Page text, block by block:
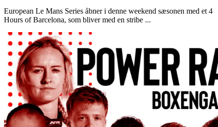
European Le Mans Series åbner i denne weekend sæsonen med et 4
Hours of Barcelona, som bliver med en stribe ...